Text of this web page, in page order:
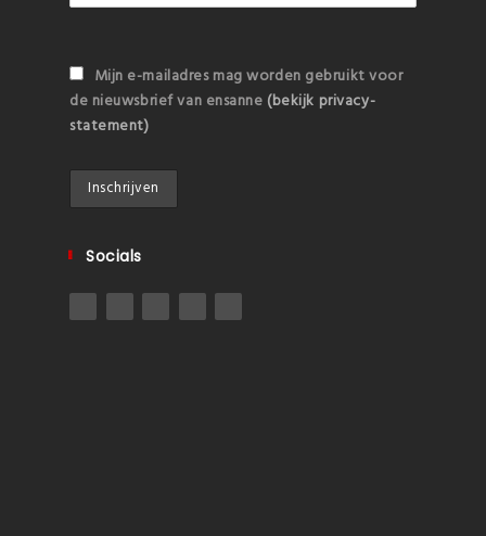
Mijn e-mailadres mag worden gebruikt voor
de nieuwsbrief van ensanne (bekijk privacy-
statement)
Socials